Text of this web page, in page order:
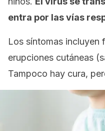
entra por las vías
Los síntomas incluyen
erupciones cutáneas
Tampoco hay cura,